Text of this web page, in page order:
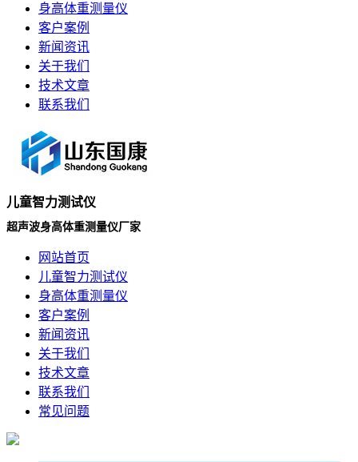
身高体重测量仪
客户案例
新闻资讯
关于我们
技术文章
联系我们
儿童智力测试仪
超声波身高体重测量仪厂家
网站首页
儿童智力测试仪
身高体重测量仪
客户案例
新闻资讯
关于我们
技术文章
联系我们
常见问题